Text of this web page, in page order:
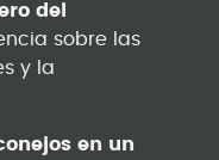
del
sobre las
y la
en un